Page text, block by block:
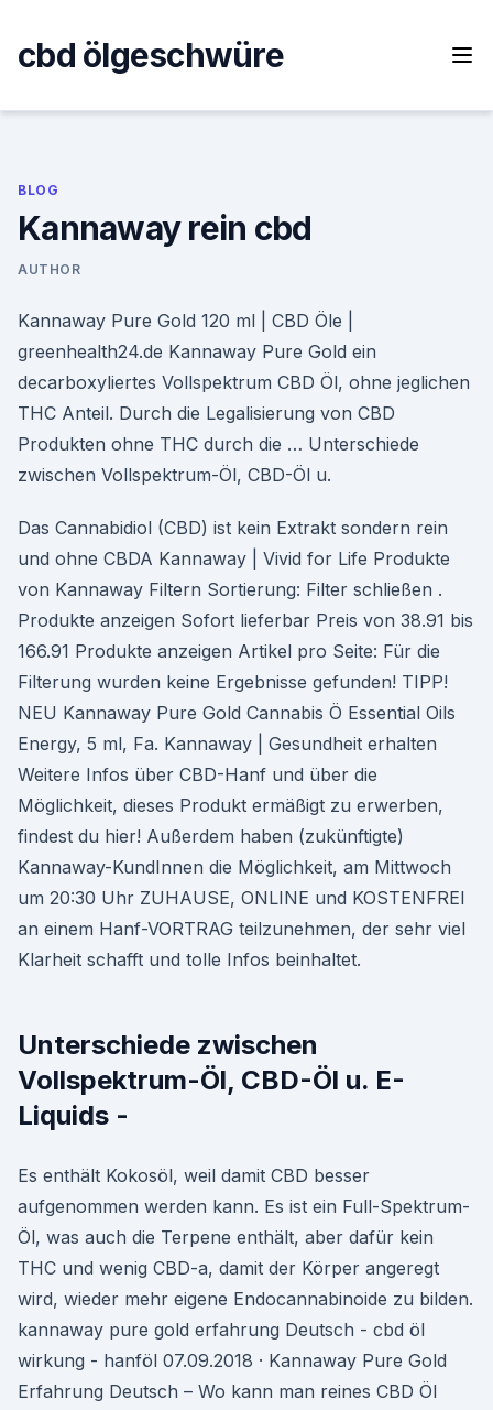
content
cbd ölgeschwüre
BLOG
Kannaway rein cbd
AUTHOR
Kannaway Pure Gold 120 ml | CBD Öle |
greenhealth24.de Kannaway Pure Gold ein
decarboxyliertes Vollspektrum CBD Öl, ohne jeglichen
THC Anteil. Durch die Legalisierung von CBD
Produkten ohne THC durch die … Unterschiede
zwischen Vollspektrum-Öl, CBD-Öl u.
Das Cannabidiol (CBD) ist kein Extrakt sondern rein
und ohne CBDA Kannaway | Vivid for Life Produkte
von Kannaway Filtern Sortierung: Filter schließen .
Produkte anzeigen Sofort lieferbar Preis von 38.91 bis
166.91 Produkte anzeigen Artikel pro Seite: Für die
Filterung wurden keine Ergebnisse gefunden! TIPP!
NEU Kannaway Pure Gold Cannabis Ö Essential Oils
Energy, 5 ml, Fa. Kannaway | Gesundheit erhalten
Weitere Infos über CBD-Hanf und über die
Möglichkeit, dieses Produkt ermäßigt zu erwerben,
findest du hier! Außerdem haben (zukünftigte)
Kannaway-KundInnen die Möglichkeit, am Mittwoch
um 20:30 Uhr ZUHAUSE, ONLINE und KOSTENFREI
an einem Hanf-VORTRAG teilzunehmen, der sehr viel
Klarheit schafft und tolle Infos beinhaltet.
Unterschiede zwischen
Vollspektrum-Öl, CBD-Öl u. E-
Liquids -
Es enthält Kokosöl, weil damit CBD besser
aufgenommen werden kann. Es ist ein Full-Spektrum-
Öl, was auch die Terpene enthält, aber dafür kein
THC und wenig CBD-a, damit der Körper angeregt
wird, wieder mehr eigene Endocannabinoide zu bilden.
kannaway pure gold erfahrung Deutsch - cbd öl
wirkung - hanföl 07.09.2018 · Kannaway Pure Gold
Erfahrung Deutsch – Wo kann man reines CBD Öl